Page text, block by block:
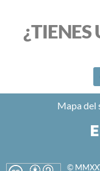
Mapa del
©